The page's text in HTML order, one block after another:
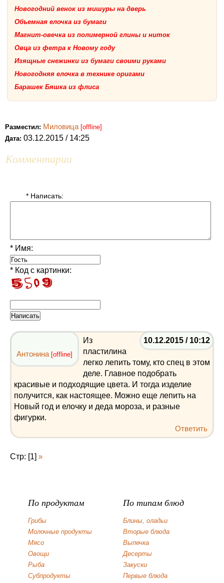
Новогодний венок из мишуры на дверь
Объемная елочка из бумаги
Магнит-овечка из полимерной глины и ниток
Овца из фетра к Новому году
Изящные снежинки из бумаги своими руками
Новогодняя елочка в технике оригами
Барашек Бяшка из флиса
Разместил: Миловица [offline]
Дата: 03.12.2015 / 14:25
Комментарии
* Написать:
* Имя:
* Код с картинки:
10.12.2015 / 10:12
Антонина [offline]
Из
пластилина
легко лепить тому, кто спец в этом
деле. Главное подобрать
красивые и подходящие цвета. И тогда изделие
получится, как настоящее. Можно еще лепить на
Новый год и елочку и деда мороза, и разные
фигурки.
Ответить
Стр: [1] »
По продуктам
Грибы
Молочные продукты
Мясо
Овощи
Рыба
Субпродукты
По типам блюд
Блины, оладьи
Вторые блюда
Выпечка
Десерты
Закуски
Первые блюда